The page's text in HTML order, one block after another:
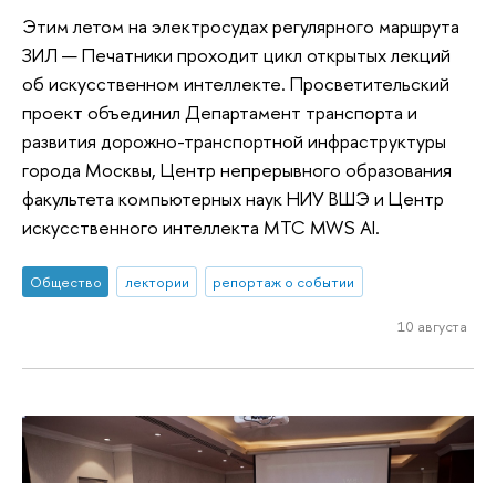
Этим летом на электросудах регулярного маршрута
ЗИЛ — Печатники проходит цикл открытых лекций
об искусственном интеллекте. Просветительский
проект объединил Департамент транспорта и
развития дорожно-транспортной инфраструктуры
города Москвы, Центр непрерывного образования
факультета компьютерных наук НИУ ВШЭ и Центр
искусственного интеллекта МТС MWS AI.
Общество лектории репортаж о событии
10 августа